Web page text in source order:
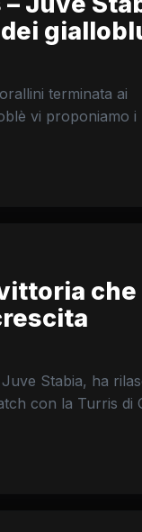
terminata ai
vi proponiamo i
che
Stabia, ha
con la Turris di